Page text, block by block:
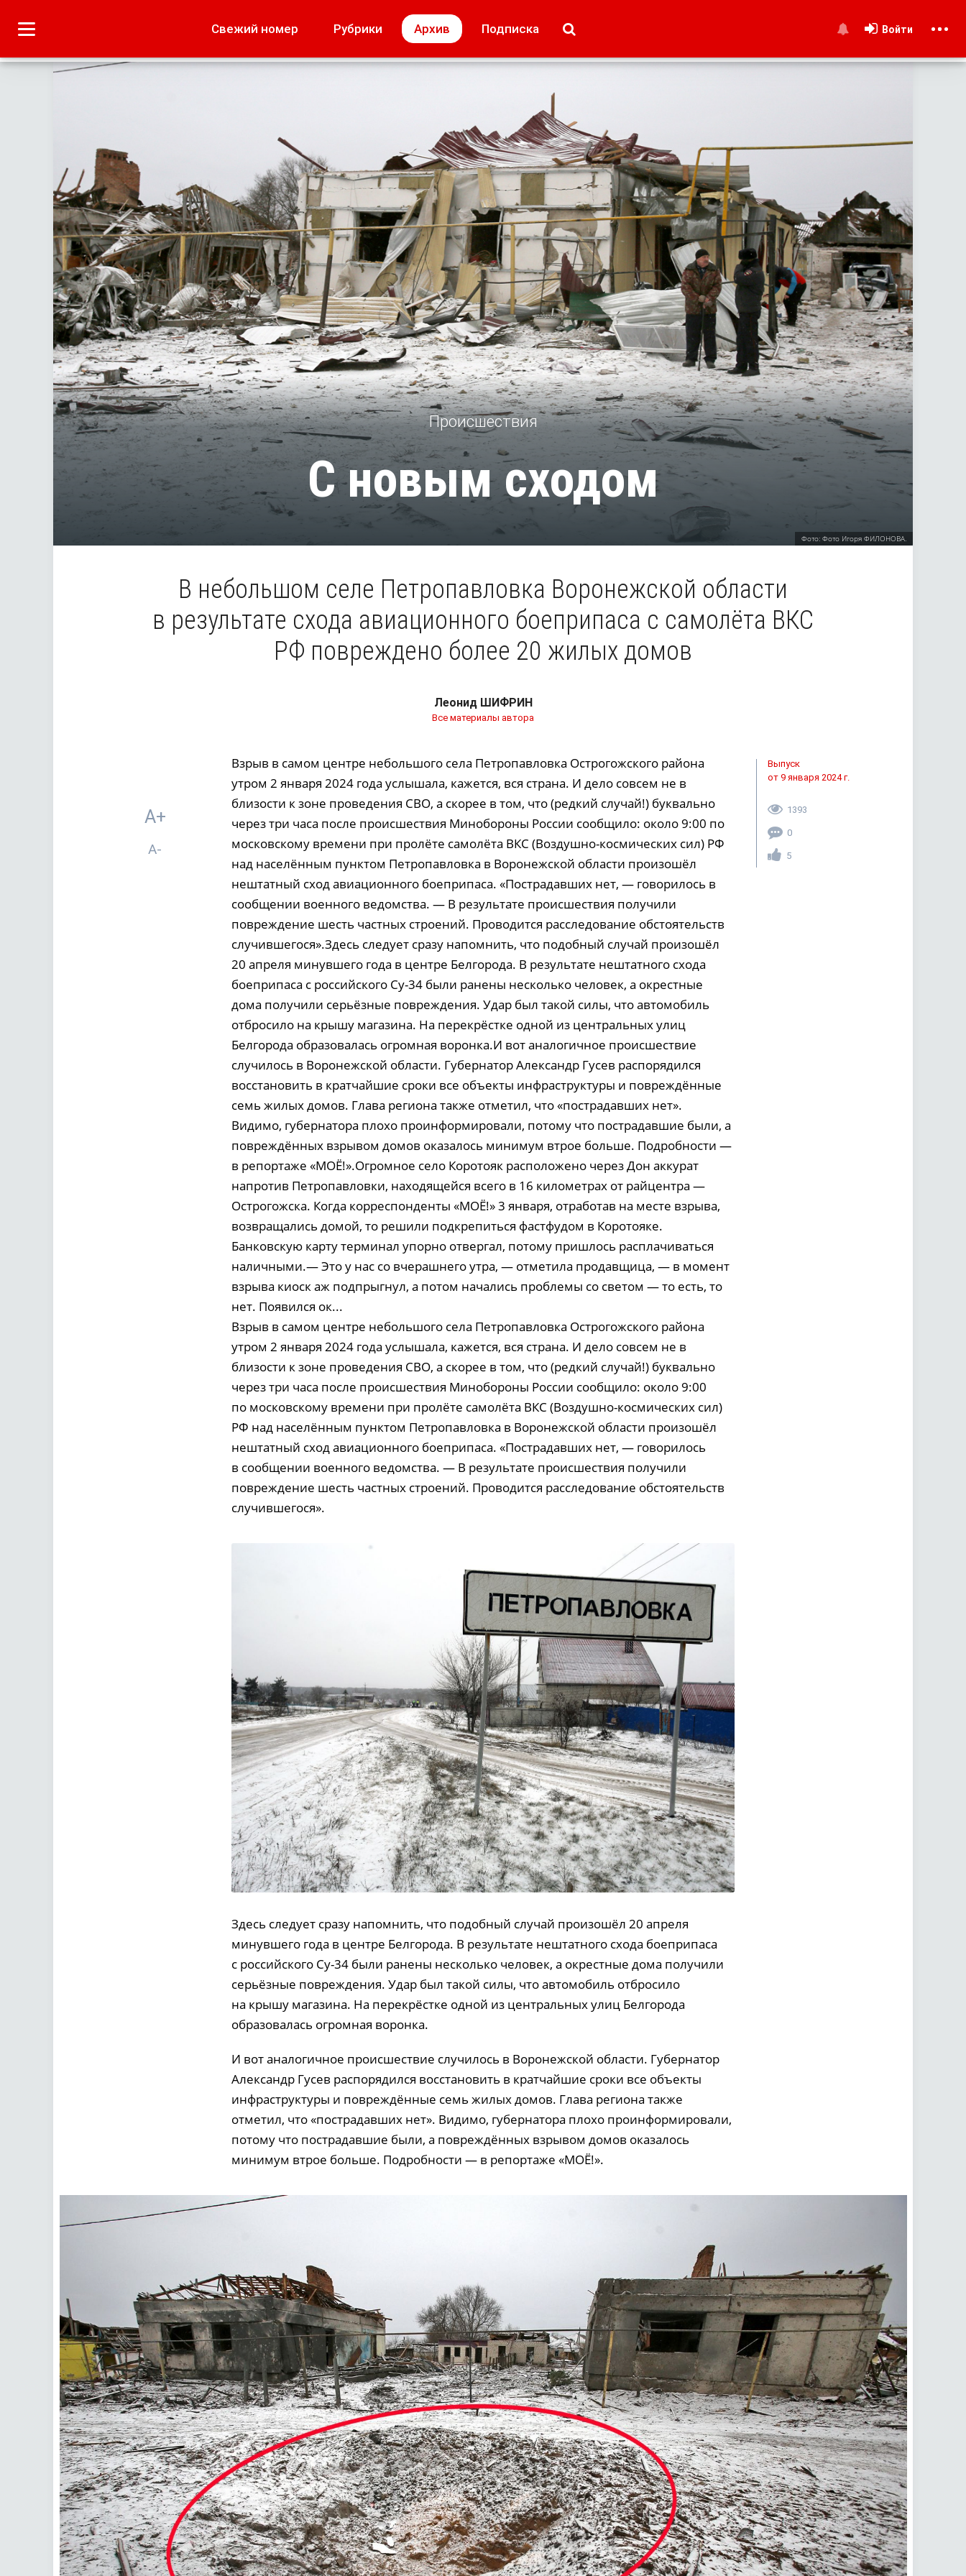
Свежий номер Рубрики Архив Подписка Войти
Лето наших читателей
МОЁ! Плюс Липецк
Образование + карьера
Свадьба недели
Происшествия
С новым сходом
Фото: Фото Игоря ФИЛОНОВА.
В небольшом селе Петропавловка Воронежской области
в результате схода авиационного боеприпаса с самолёта ВКС
РФ повреждено более 20 жилых домов
Леонид ШИФРИН
Все материалы автора
A+
A-
Взрыв в самом центре небольшого села Петропавловка Острогожского района
утром 2 января 2024 года услышала, кажется, вся страна. И дело совсем не в
близости к зоне проведения СВО, а скорее в том, что (редкий случай!) буквально
через три часа после происшествия Минобороны России сообщило: около 9:00 по
московскому времени при пролёте самолёта ВКС (Воздушно-космических сил) РФ
над населённым пунктом Петропавловка в Воронежской области произошёл
нештатный сход авиационного боеприпаса. «Пострадавших нет, — говорилось в
сообщении военного ведомства. — В результате происшествия получили
повреждение шесть частных строений. Проводится расследование обстоятельств
случившегося».Здесь следует сразу напомнить, что подобный случай произошёл
20 апреля минувшего года в центре Белгорода. В результате нештатного схода
боеприпаса с российского Су-34 были ранены несколько человек, а окрестные
дома получили серьёзные повреждения. Удар был такой силы, что автомобиль
отбросило на крышу магазина. На перекрёстке одной из центральных улиц
Белгорода образовалась огромная воронка.И вот аналогичное происшествие
случилось в Воронежской области. Губернатор Александр Гусев распорядился
восстановить в кратчайшие сроки все объекты инфраструктуры и повреждённые
семь жилых домов. Глава региона также отметил, что «пострадавших нет».
Видимо, губернатора плохо проинформировали, потому что пострадавшие были, а
повреждённых взрывом домов оказалось минимум втрое больше. Подробности —
в репортаже «МОЁ!».Огромное село Коротояк расположено через Дон аккурат
напротив Петропавловки, находящейся всего в 16 километрах от райцентра —
Острогожска. Когда корреспонденты «МОЁ!» 3 января, отработав на месте взрыва,
возвращались домой, то решили подкрепиться фастфудом в Коротояке.
Банковскую карту терминал упорно отвергал, потому пришлось расплачиваться
наличными.— Это у нас со вчерашнего утра, — отметила продавщица, — в момент
взрыва киоск аж подпрыгнул, а потом начались проблемы со светом — то есть, то
нет. Появился ок...
Взрыв в самом центре небольшого села Петропавловка Острогожского района
утром 2 января 2024 года услышала, кажется, вся страна. И дело совсем не в
близости к зоне проведения СВО, а скорее в том, что (редкий случай!) буквально
через три часа после происшествия Минобороны России сообщило: около 9:00
по московскому времени при пролёте самолёта ВКС (Воздушно-космических сил)
РФ над населённым пунктом Петропавловка в Воронежской области произошёл
нештатный сход авиационного боеприпаса. «Пострадавших нет, — говорилось
в сообщении военного ведомства. — В результате происшествия получили
повреждение шесть частных строений. Проводится расследование обстоятельств
случившегося».
Здесь следует сразу напомнить, что подобный случай произошёл 20 апреля
минувшего года в центре Белгорода. В результате нештатного схода боеприпаса
с российского Су-34 были ранены несколько человек, а окрестные дома получили
серьёзные повреждения. Удар был такой силы, что автомобиль отбросило
на крышу магазина. На перекрёстке одной из центральных улиц Белгорода
образовалась огромная воронка.
И вот аналогичное происшествие случилось в Воронежской области. Губернатор
Александр Гусев распорядился восстановить в кратчайшие сроки все объекты
инфраструктуры и повреждённые семь жилых домов. Глава региона также
отметил, что «пострадавших нет». Видимо, губернатора плохо проинформировали,
потому что пострадавшие были, а повреждённых взрывом домов оказалось
минимум втрое больше. Подробности — в репортаже «МОЁ!».
Выпуск
от 9 января 2024 г.
1393
0
5